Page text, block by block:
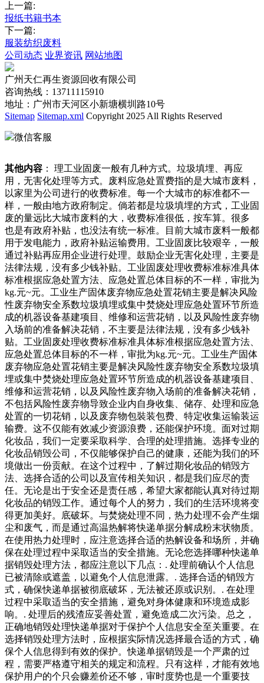
上一篇:
报纸书籍书本
下一篇:
服装纺织废料
公司动态 业界资讯 网站地图
广州天仁再生资源回收有限公司
咨询热线：13711115910
地址：广州市天河区小新塘横圳路10号
Sitemap Sitemap.xml Copyright 2025 All Rights Reserved
微信客服
其他内容 ： 理工业固废一般有几种方式。垃圾填埋、再应
用，无害化处理等方式。废料应急处置费指的是大城市废料，
以家里为公司进行的收费标准。每一个大城市的标准都不一
样，一般由地方政府制定。倘若都是垃圾填埋的方式，工业固
废的量远比大城市废料的大，收费标准很低，按车算。很多
也是有政府补贴，也没法有统一标准。目前大城市废料一般都
用于发电能力，政府补贴运输费用。工业固废比较艰辛，一般
通过补贴再应用企业进行处理。鼓励企业无害化处理，主要是
法律法规，没有多少钱补贴。工业固废处理收费标准标准具体
标准根据应急处置方法、应急处置总体目标的不一样，审批为
kg.元~元。工业生产固体废弃物应急处置花销主要是解决风险
性废弃物安全系数垃圾填埋或集中焚烧处理应急处置环节所造
成的机器设备基建项目、维修和运营花销，以及风险性废弃物
入场前的准备解决花销，不主要是法律法规，没有多少钱补
贴。工业固废处理收费标准标准具体标准根据应急处置方法、
应急处置总体目标的不一样，审批为kg.元~元。工业生产固体
废弃物应急处置花销主要是解决风险性废弃物安全系数垃圾填
埋或集中焚烧处理应急处置环节所造成的机器设备基建项目、
维修和运营花销，以及风险性废弃物入场前的准备解决花销，
不包括风险性废弃物导致企业内自身收集、储存、处理和应急
处置的一切花销，以及废弃物包裝装包费、特定收集运输装运
输费。这不仅能有效减少资源浪费，还能保护环境。面对过期
化妆品，我们一定要采取科学、合理的处理措施。选择专业的
化妆品销毁公司，不仅能够保护自己的健康，还能为我们的环
境做出一份贡献。在这个过程中，了解过期化妆品的销毁方
法、选择合适的公司以及宣传相关知识，都是我们应尽的责
任。无论是出于安全还是责任感，希望大家都能认真对待过期
化妆品的销毁工作。通过每个人的努力，我们的生活环境将变
得更加美好。底破坏。与焚烧处理不同，热力处理不会产生烟
尘和废气，而是通过高温热解将快递单据分解成粉末状物质。
在使用热力处理时，应注意选择合适的热解设备和场所，并确
保在处理过程中采取适当的安全措施。无论您选择哪种快递单
据销毁处理方法，都应注意以下几点：. 处理前确认个人信息
已被清除或遮盖，以避免个人信息泄露。. 选择合适的销毁方
式，确保快递单据被彻底破坏，无法被还原或识别。. 在处理
过程中采取适当的安全措施，避免对身体健康和环境造成影
响。. 处理后的残渣应妥善处置，避免造成二次污染。总之，
正确地销毁处理快递单据对于保护个人信息安全至关重要。在
选择销毁处理方法时，应根据实际情况选择最合适的方式，确
保个人信息得到有效的保护。快递单据销毁是一个严肃的过
程，需要严格遵守相关的规定和流程。只有这样，才能有效地
保护用户的个只会赚差价还不够，审时度势也是一个重要技